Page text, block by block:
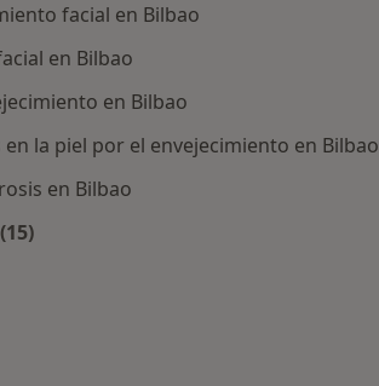
facial en Bilbao
en Bilbao
en Bilbao
en la piel por el envejecimiento en Bilbao
en Bilbao